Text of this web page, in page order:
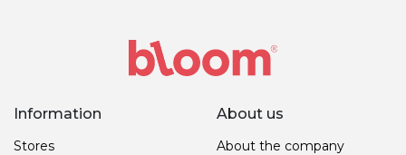
Information
Stores
About us
About the company